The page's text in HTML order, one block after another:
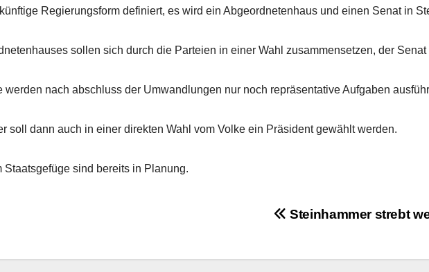
Regierungsform definiert, es wird ein Abgeordnetenhaus und einen Senat in
sollen sich durch die Parteien in einer Wahl zusammensetzen, der
werden nach abschluss der Umwandlungen nur noch repräsentative Aufgaben
soll dann auch in einer direkten Wahl vom Volke ein Präsident gewählt werden.
Staatsgefüge sind bereits in Planung.
Steinhammer strebt